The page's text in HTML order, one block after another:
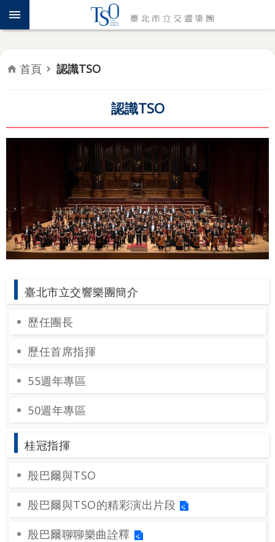
跳到主要內容區塊
認
識
年
推
廣
教
育
最
新
息
文
品
出
品
行
資
首頁 認識TSO
認識TSO
臺北市立交響樂團簡介
歷任團長
歷任首席指揮
55週年專區
50週年專區
桂冠指揮
殷巴爾與TSO
殷巴爾與TSO的精彩演出片段
殷巴爾聊聊樂曲詮釋